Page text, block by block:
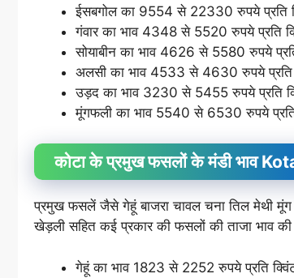
ईसबगोल का 9554 से 22330 रुपये प्रति
गंवार का भाव 4348 से 5520 रुपये प्रति
सोयाबीन का भाव 4626 से 5580 रुपये
अलसी का भाव 4533 से 4630 रुपये प्रति
उड़द का भाव 3230 से 5455 रुपये प्रति
मूंगफली का भाव 5540 से 6530 रुपये प्रति
कोटा के प्रमुख फसलों के मंडी भाव
प्रमुख फसलें जैसे गेहूं बाजरा चावल चना तिल मेथी मूंग
खेड़ली सहित कई प्रकार की फसलों की ताजा भाव की
गेहूं का भाव 1823 से 2252 रुपये प्रति